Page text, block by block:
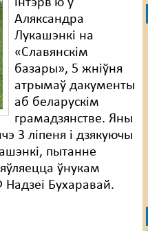
інтэрв'ю ў
Аляксандра
Лукашэнкі на
«Славянскім
базары», 5 жніўня
атрымаў дакументы
аб беларускім
грамадзянстве. Яны
3 ліпеня і дзякуючы
пытанне
ўнукам
Надзеі Бухаравай.